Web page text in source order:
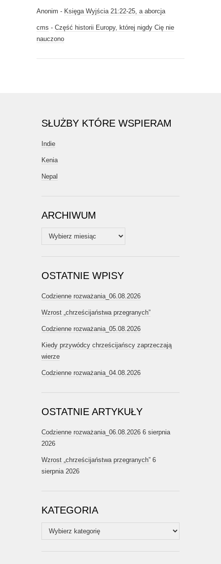
Anonim - Księga Wyjścia 21:22-25, a aborcja
cms - Część historii Europy, której nigdy Cię nie
nauczono
SŁUŻBY KTÓRE WSPIERAM
Indie
Kenia
Nepal
ARCHIWUM
Archiwum
OSTATNIE WPISY
Codzienne rozważania_06.08.2026
Wzrost „chrześcijaństwa przegranych”
Codzienne rozważania_05.08.2026
Kiedy przywódcy chrześcijańscy zaprzeczają
wierze
Codzienne rozważania_04.08.2026
OSTATNIE ARTYKUŁY
Codzienne rozważania_06.08.2026 6 sierpnia
2026
Wzrost „chrześcijaństwa przegranych” 6
sierpnia 2026
KATEGORIA
Kategoria